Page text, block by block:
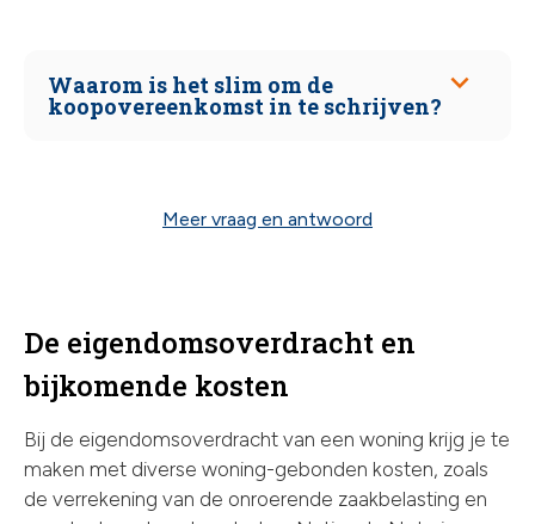
Waarom is het slim om de
koopovereenkomst in te schrijven?
Meer vraag en antwoord
De eigendomsoverdracht en
bijkomende kosten
Bij de eigendomsoverdracht van een woning krijg je te
maken met diverse woning-gebonden kosten, zoals
de verrekening van de onroerende zaakbelasting en